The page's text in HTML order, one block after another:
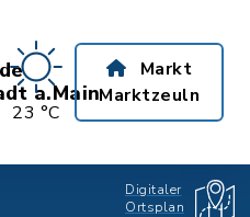
a.Main
23 °C
Markt
Marktzeuln
Digitaler
Ortsplan